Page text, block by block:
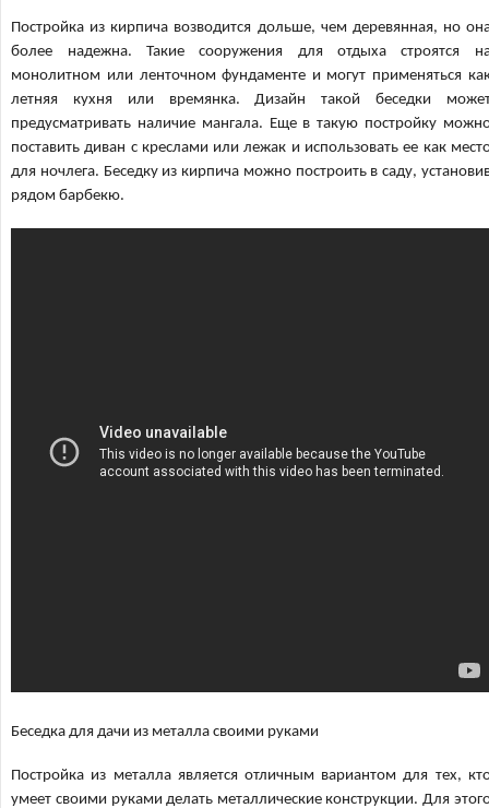
Постройка из кирпича возводится дольше, чем деревянная, но
более надежна. Такие сооружения для отдыха строятся
монолитном или ленточном фундаменте и могут применяться
летняя кухня или времянка. Дизайн такой беседки
предусматривать наличие мангала. Еще в такую постройку
поставить диван с креслами или лежак и использовать ее как
для ночлега. Беседку из кирпича можно построить в саду,
рядом барбекю.
Беседка для дачи из металла своими руками
Постройка из металла является отличным вариантом для тех,
умеет своими руками делать металлические конструкции. Для